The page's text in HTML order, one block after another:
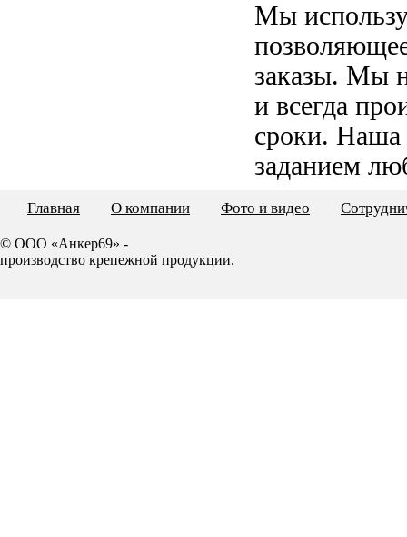
Мы
заказы. Мы
и всегда
сроки. Наша
заданием
Главная О компании Фото и видео
© ООО «Анкер69» -
производство крепежной продукции.